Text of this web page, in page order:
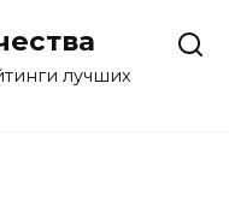
лучших